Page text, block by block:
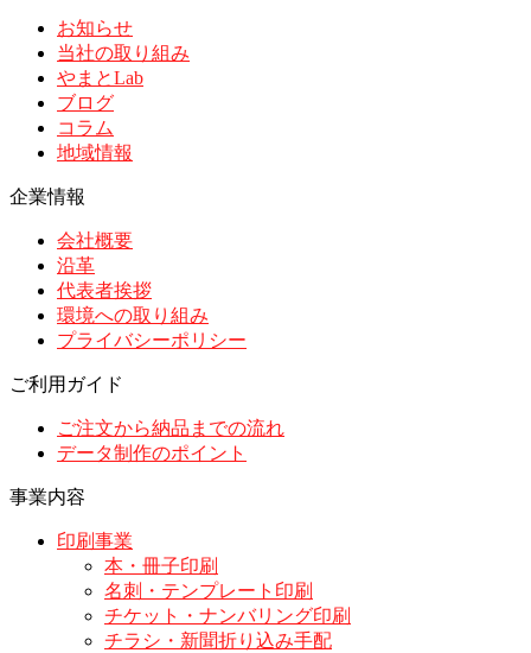
お知らせ
当社の取り組み
やまとLab
ブログ
コラム
地域情報
企業情報
会社概要
沿革
代表者挨拶
環境への取り組み
プライバシーポリシー
ご利用ガイド
ご注文から納品までの流れ
データ制作のポイント
事業内容
印刷事業
本・冊子印刷
名刺・テンプレート印刷
チケット・ナンバリング印刷
チラシ・新聞折り込み手配